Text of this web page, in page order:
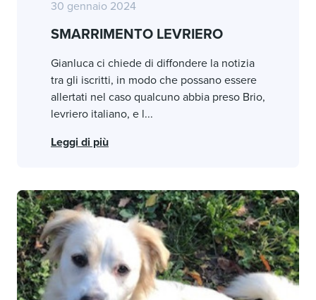
30 gennaio 2024
SMARRIMENTO LEVRIERO
Gianluca ci chiede di diffondere la notizia
tra gli iscritti, in modo che possano essere
allertati nel caso qualcuno abbia preso Brio,
levriero italiano, e l...
Leggi di più